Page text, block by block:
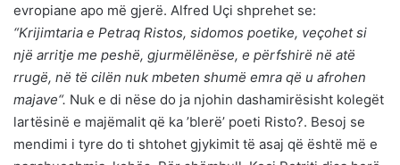
evropiane apo më gjerë. Alfred Uçi shprehet se:
“Krijimtaria e Petraq Ristos, sidomos poetike, veçohet si
një arritje me peshë, gjurmëlënëse, e përfshirë në atë
rrugë, në të cilën nuk mbeten shumë emra që u afrohen
majave“. Nuk e di nëse do ja njohin dashamirësisht kolegët
lartësinë e majëmalit që ka ’blerë’ poeti Risto?. Besoj se
mendimi i tyre do ti shtohet gjykimit të asaj që është më e